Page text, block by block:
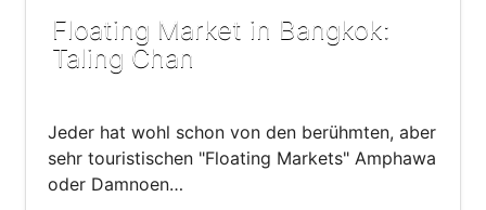
Floating Market in Bangkok:
Taling Chan
Jeder hat wohl schon von den berühmten, aber
sehr touristischen "Floating Markets" Amphawa
oder Damnoen…